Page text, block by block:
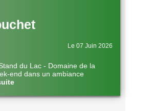
Le 07 Juin 2026
du Lac - Domaine de la
end dans un ambiance